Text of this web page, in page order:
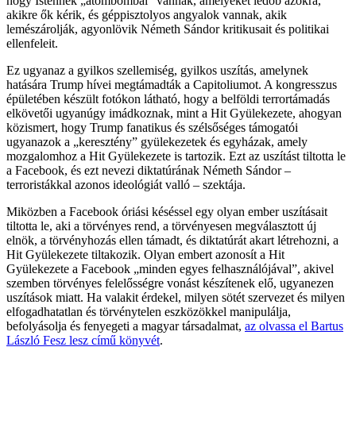
akikre ők kérik, és géppisztolyos angyalok vannak, akik
lemészárolják, agyonlövik Németh Sándor kritikusait és politikai
ellenfeleit.
Ez ugyanaz a gyilkos szellemiség, gyilkos uszítás, amelynek
hatására Trump hívei megtámadták a Capitoliumot. A kongresszus
épületében készült fotókon látható, hogy a belföldi terrortámadás
elkövetői ugyanúgy imádkoznak, mint a Hit Gyülekezete, ahogyan
közismert, hogy Trump fanatikus és szélsőséges támogatói
ugyanazok a „keresztény” gyülekezetek és egyházak, amely
mozgalomhoz a Hit Gyülekezete is tartozik. Ezt az uszítást tiltotta le
a Facebook, és ezt nevezi diktatúrának Németh Sándor –
terroristákkal azonos ideológiát valló – szektája.
Miközben a Facebook óriási késéssel egy olyan ember uszításait
tiltotta le, aki a törvényes rend, a törvényesen megválasztott új
elnök, a törvényhozás ellen támadt, és diktatúrát akart létrehozni, a
Hit Gyülekezete tiltakozik. Olyan embert azonosít a Hit
Gyülekezete a Facebook „minden egyes felhasználójával”, akivel
szemben törvényes felelősségre vonást készítenek elő, ugyanezen
uszítások miatt. Ha valakit érdekel, milyen sötét szervezet és milyen
elfogadhatatlan és törvénytelen eszközökkel manipulálja,
befolyásolja és fenyegeti a magyar társadalmat, az olvassa el Bartus
László Fesz lesz című könyvét.